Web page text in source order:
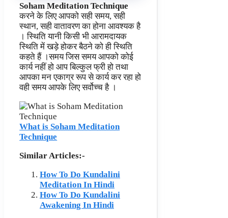
Soham Meditation Technique
करने के लिए आपको सही समय, सही
स्थान, सही वातावरण का होना आवश्यक है
। स्थिति यानी किसी भी आरामदायक
स्थिति में खड़े होकर बैठने को ही स्थिति
कहते हैं ।समय जिस समय आपको कोई
कार्य नहीं हो आप बिल्कुल फ्री हो तथा
आपका मन एकाग्र रूप से कार्य कर रहा हो
वही समय आपके लिए सर्वोच्च है ।
What is Soham Meditation
Technique
Similar Articles:-
How To Do Kundalini
Meditation In Hindi
How To Do Kundalini
Awakening In Hindi